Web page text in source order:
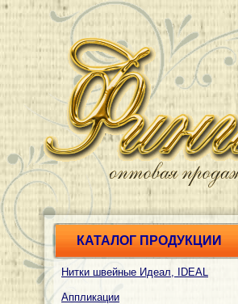
КАТАЛОГ ПРОДУКЦИИ
Нитки швейные Идеал, IDEAL
Аппликации